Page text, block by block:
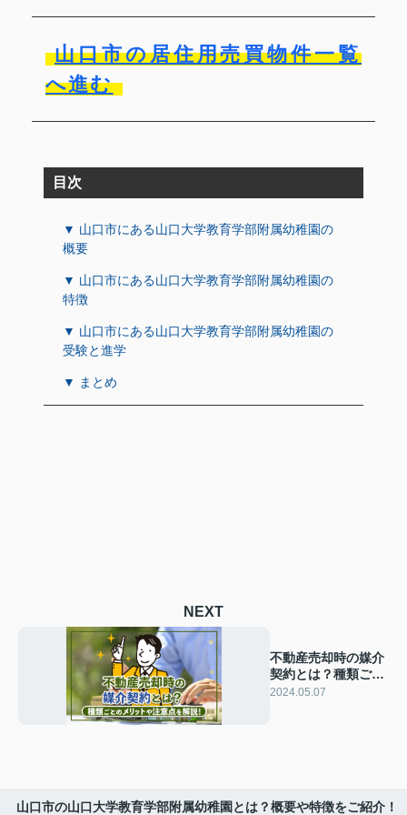
山口市の居住用売買物件一覧
へ進む
目次
▼ 山口市にある山口大学教育学部附属幼稚園の
概要
▼ 山口市にある山口大学教育学部附属幼稚園の
特徴
▼ 山口市にある山口大学教育学部附属幼稚園の
受験と進学
▼ まとめ
NEXT
不動産売却時の媒介
契約とは？種類ごと
のメリットや注意点
2024.05.07
山口市の山口大学教育学部附属幼稚園とは？概要や特徴をご紹介！